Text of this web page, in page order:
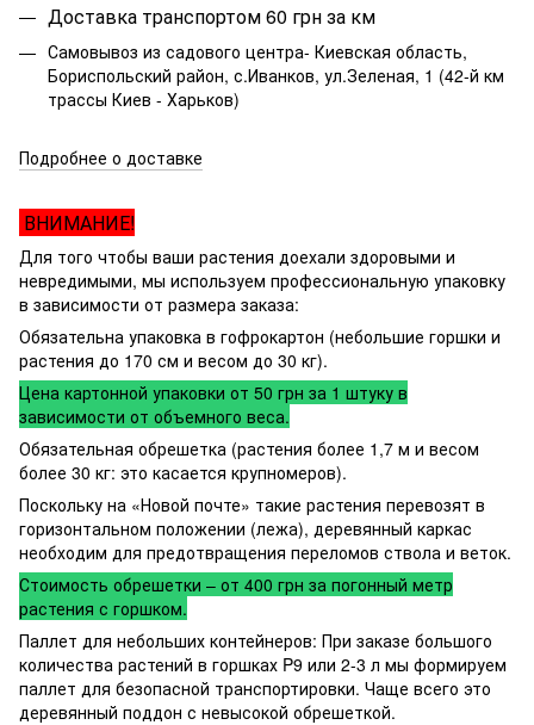
Доставка транспортом 60 грн за км
Самовывоз из садового центра- Киевская область,
Бориспольский район, с.Иванков, ул.Зеленая, 1 (42-й км
трассы Киев - Харьков)
Подробнее о доставке
ВНИМАНИЕ!
Для того чтобы ваши растения доехали здоровыми и
невредимыми, мы используем профессиональную упаковку
в зависимости от размера заказа:
Обязательна упаковка в гофрокартон (небольшие горшки и
растения до 170 см и весом до 30 кг).
Цена картонной упаковки от 50 грн за 1 штуку в
зависимости от объемного веса.
Обязательная обрешетка (растения более 1,7 м и весом
более 30 кг: это касается крупномеров).
Поскольку на «Новой почте» такие растения перевозят в
горизонтальном положении (лежа), деревянный каркас
необходим для предотвращения переломов ствола и веток.
Стоимость обрешетки – от 400 грн за погонный метр
растения с горшком.
Паллет для небольших контейнеров: При заказе большого
количества растений в горшках P9 или 2-3 л мы формируем
паллет для безопасной транспортировки. Чаще всего это
деревянный поддон с невысокой обрешеткой.